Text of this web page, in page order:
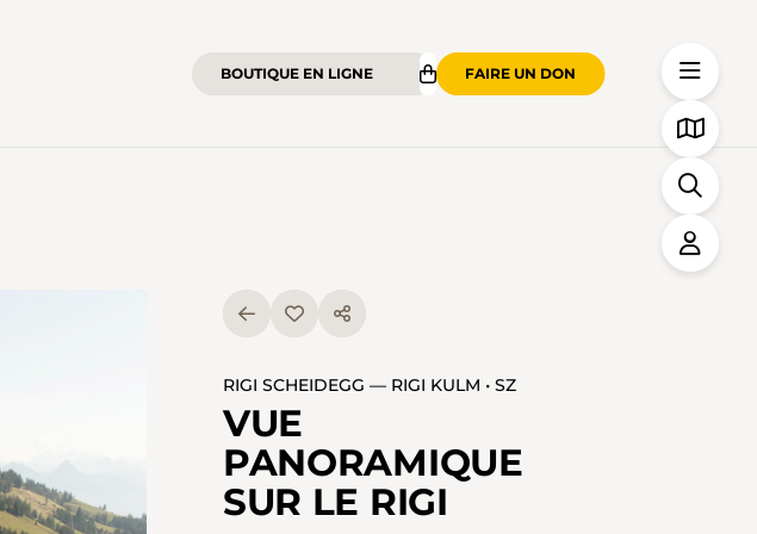
BOUTIQUE EN LIGNE FAIRE UN DON
RIGI SCHEIDEGG — RIGI KULM • SZ
VUE
PANORAMIQUE
SUR LE RIGI